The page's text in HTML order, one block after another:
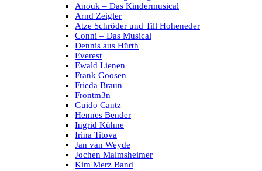
Anouk – Das Kindermusical
Arnd Zeigler
Atze Schröder und Till Hoheneder
Conni – Das Musical
Dennis aus Hürth
Everest
Ewald Lienen
Frank Goosen
Frieda Braun
Frontm3n
Guido Cantz
Hennes Bender
Ingrid Kühne
Irina Titova
Jan van Weyde
Jochen Malmsheimer
Kim Merz Band